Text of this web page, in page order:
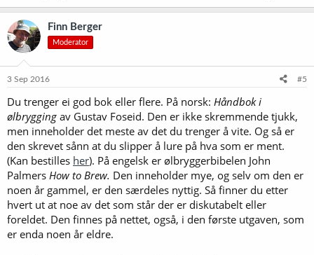
Finn Berger
Moderator
3 Sep 2016 #5
Du trenger ei god bok eller flere. På norsk: Håndbok i
ølbrygging av Gustav Foseid. Den er ikke skremmende tjukk,
men inneholder det meste av det du trenger å vite. Og så er
den skrevet sånn at du slipper å lure på hva som er ment.
(Kan bestilles her). På engelsk er ølbryggerbibelen John
Palmers How to Brew. Den inneholder mye, og selv om den er
noen år gammel, er den særdeles nyttig. Så finner du etter
hvert ut at noe av det som står der er diskutabelt eller
foreldet. Den finnes på nettet, også, i den første utgaven, som
er enda noen år eldre.